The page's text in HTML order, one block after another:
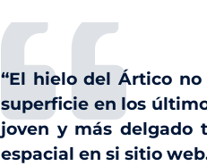
“El hielo del Ártico
superficie en los
joven y más delgado
espacial en si sitio